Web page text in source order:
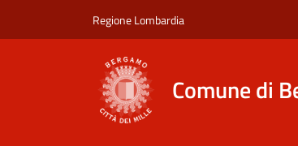
Regione Lombardia
Comune di